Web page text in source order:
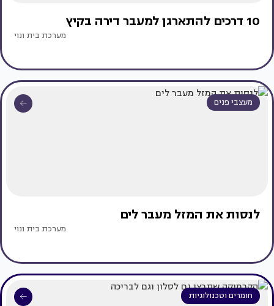
10 דרכים להתארגן למעבר דירה בקיץ
מערכת בית ונוי
מעצבי פנים
לנסות את המזל מעבר לים
מערכת בית ונוי
חומרים וטכנולוגיות